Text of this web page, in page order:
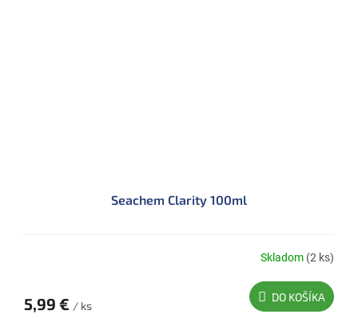
Seachem Clarity 100ml
Skladom (2 ks)
5,99 € / ks
DO KOŠÍKA